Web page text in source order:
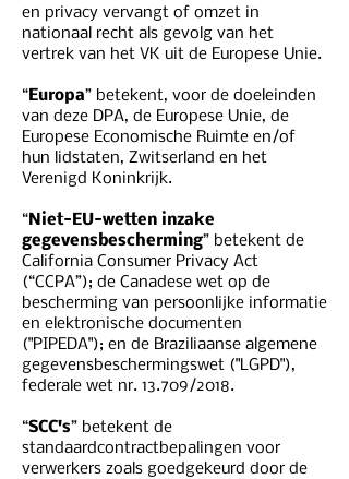
en privacy vervangt of omzet in
nationaal recht als gevolg van het
vertrek van het VK uit de Europese Unie.
“Europa” betekent, voor de doeleinden
van deze DPA, de Europese Unie, de
Europese Economische Ruimte en/of
hun lidstaten, Zwitserland en het
Verenigd Koninkrijk.
“Niet-EU-wetten inzake
gegevensbescherming” betekent de
California Consumer Privacy Act
(“CCPA”); de Canadese wet op de
bescherming van persoonlijke informatie
en elektronische documenten
("PIPEDA"); en de Braziliaanse algemene
gegevensbeschermingswet ("LGPD"),
federale wet nr. 13.709/2018.
“SCC's” betekent de
standaardcontractbepalingen voor
verwerkers zoals goedgekeurd door de